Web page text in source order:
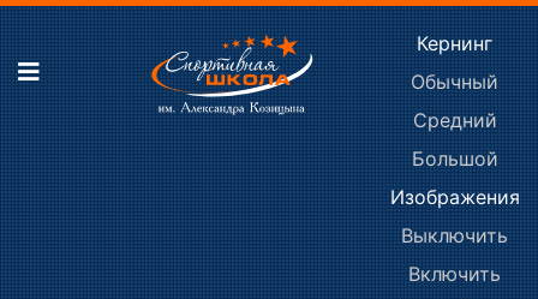
Кернинг
Обычный
Средний
Большой
Изображения
Выключить
Включить